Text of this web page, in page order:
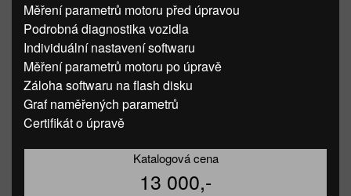
Měření parametrů motoru před úpravou
Podrobná diagnostika vozidla
Individuální nastavení softwaru
Měření parametrů motoru po úpravě
Záloha softwaru na flash disku
Graf naměřených parametrů
Certifikát o úpravě
Katalogová cena
13 000,-